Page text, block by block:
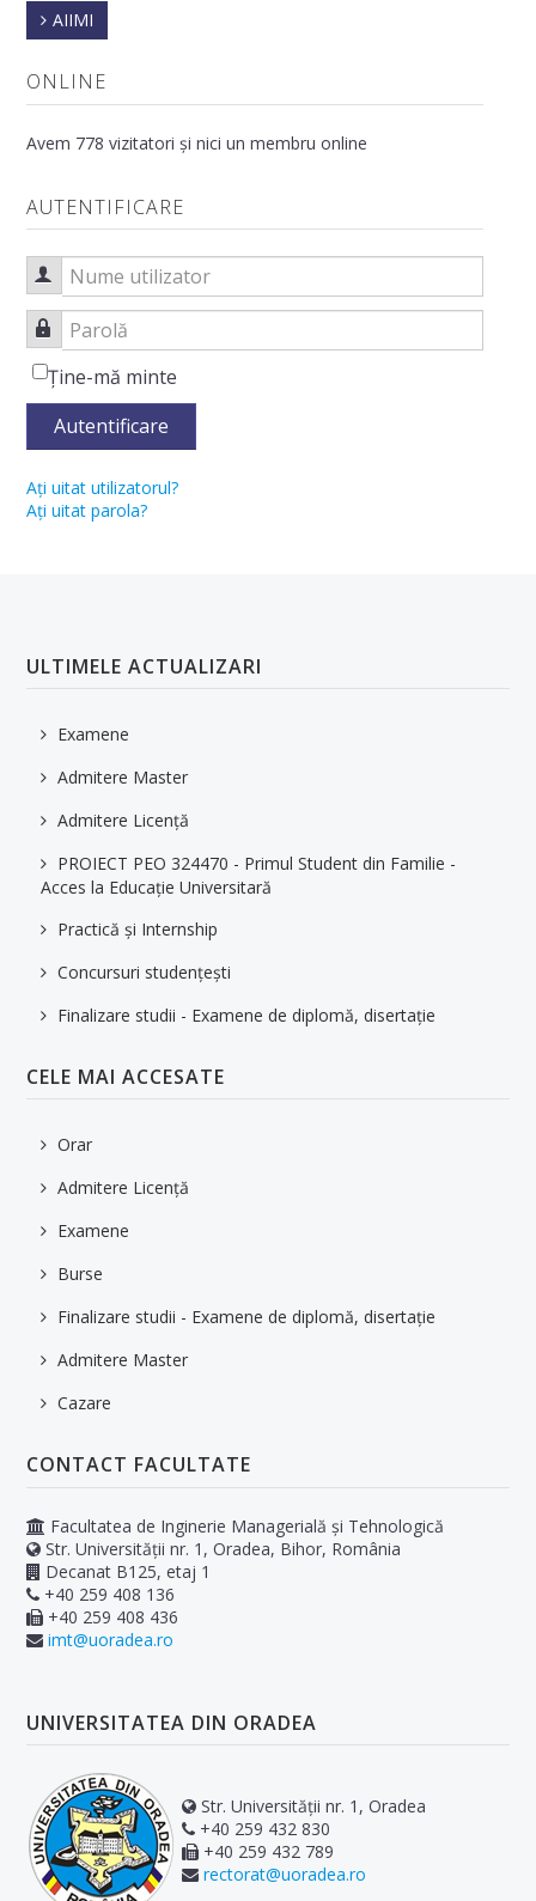
Școala doctorală de știinte inginerești
Concursuri Posturi
Statut
Activități
Contact
PROGRAME DE STUDII
Oferta Educațională
CURRICULA pentru anul universitar 2025-2026
Orar
Structura anului universitar
Formulare/cereri
Burse
Finalizare studii - Examene de diplomă, disertație
Practică & Internship
Concursuri si cercuri studentesti
Reprezentanții studenților din cadrul Facultății IMT
Asociații studențești
OTL și CFR
Instalare Office365 UO
CERCETARE
Planuri de cercetare
Proiecte de cercetare
Centre de cercetare
Conferințe externe
EVENIMENTE
AIIMI
ONLINE
Avem 778 vizitatori și nici un membru online
AUTENTIFICARE
Nume utilizator
Parolă
Ţine-mă minte
Autentificare
Aţi uitat utilizatorul?
Aţi uitat parola?
ULTIMELE ACTUALIZARI
Examene
Admitere Master
Admitere Licență
PROIECT PEO 324470 - Primul Student din Familie -
Acces la Educaţie Universitară
Practică și Internship
Concursuri studențești
Finalizare studii - Examene de diplomă, disertație
CELE MAI ACCESATE
Orar
Admitere Licență
Examene
Burse
Finalizare studii - Examene de diplomă, disertație
Admitere Master
Cazare
CONTACT FACULTATE
Facultatea de Inginerie Managerială și Tehnologică
Str. Universității nr. 1, Oradea, Bihor, România
Decanat B125, etaj 1
+40 259 408 136
+40 259 408 436
imt@uoradea.ro
UNIVERSITATEA DIN ORADEA
Str. Universității nr. 1, Oradea
+40 259 432 830
+40 259 432 789
rectorat@uoradea.ro